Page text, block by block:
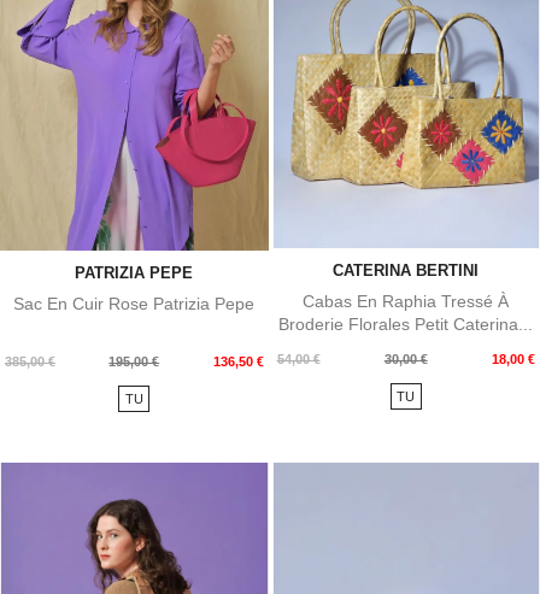
PATRIZIA PEPE
Sac En Cuir Rose Patrizia Pepe
385,00 €
Prix
195,00 € 136,50 €
Prix
TU
CATERINA BERTINI
Cabas En Raphia Tressé À
Broderie Florales Petit Caterina...
54,00 €
Prix
30,00 € 18,00 €
Prix
TU